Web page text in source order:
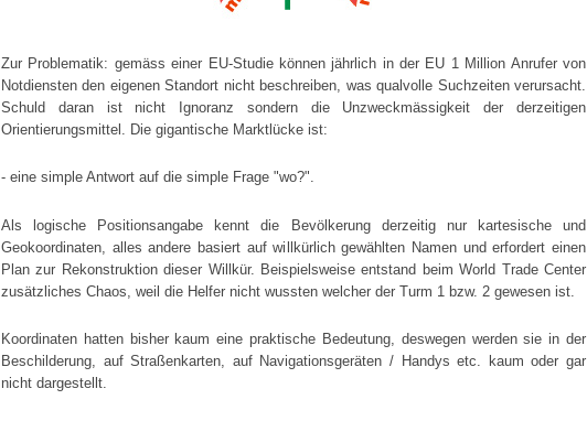
Zur Problematik: gemäss einer EU-Studie können jährlich in der EU 1 Million Anrufer von
Notdiensten den eigenen Standort nicht beschreiben, was qualvolle Suchzeiten verursacht.
Schuld daran ist nicht Ignoranz sondern die Unzweckmässigkeit der derzeitigen
Orientierungsmittel. Die gigantische Marktlücke ist:
- eine simple Antwort auf die simple Frage "wo?".
Als logische Positionsangabe kennt die Bevölkerung derzeitig nur kartesische und
Geokoordinaten, alles andere basiert auf willkürlich gewählten Namen und erfordert einen
Plan zur Rekonstruktion dieser Willkür. Beispielsweise entstand beim World Trade Center
zusätzliches Chaos, weil die Helfer nicht wussten welcher der Turm 1 bzw. 2 gewesen ist.
Koordinaten hatten bisher kaum eine praktische Bedeutung, deswegen werden sie in der
Beschilderung, auf Straßenkarten, auf Navigationsgeräten / Handys etc. kaum oder gar
nicht dargestellt.